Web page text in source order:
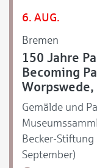
6. AUG.
Bremen
150 Jahre
Becoming
Worpswede,
Gemälde und
Becker-
September)